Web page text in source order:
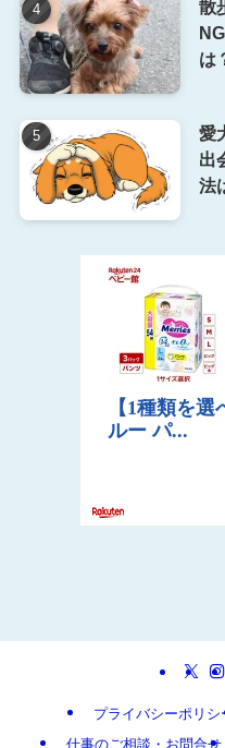
散
は
愛
出
法
プライバシーポリシ
仕事のご相談・お問合せ